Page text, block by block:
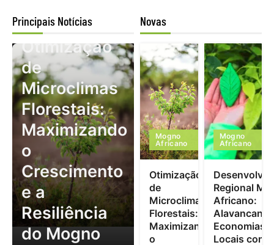
Principais Notícias
Mogno Africano
Otimização
de
Microclimas
Florestais:
Maximizando
o
Crescimento
e a
Resiliência
do Mogno
Novas
Mogno
Africano
Otimização
de
Microclimas
Florestais:
Maximizando
o
Mogno
Africano
Regional
Africano:
Economias
Locais com